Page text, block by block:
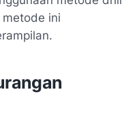
ini